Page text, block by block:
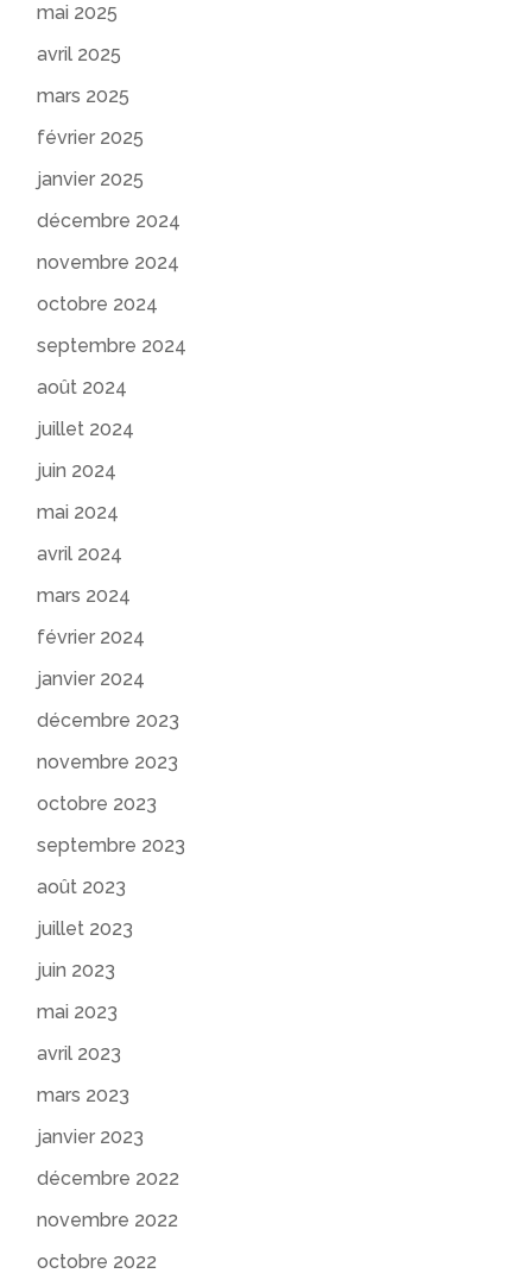
mai 2025
avril 2025
mars 2025
février 2025
janvier 2025
décembre 2024
novembre 2024
octobre 2024
septembre 2024
août 2024
juillet 2024
juin 2024
mai 2024
avril 2024
mars 2024
février 2024
janvier 2024
décembre 2023
novembre 2023
octobre 2023
septembre 2023
août 2023
juillet 2023
juin 2023
mai 2023
avril 2023
mars 2023
janvier 2023
décembre 2022
novembre 2022
octobre 2022